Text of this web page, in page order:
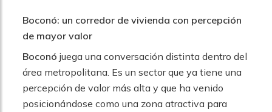
Boconó: un corredor de vivienda con percepción
de mayor valor
Boconó juega una conversación distinta dentro del
área metropolitana. Es un sector que ya tiene una
percepción de valor más alta y que ha venido
posicionándose como una zona atractiva para